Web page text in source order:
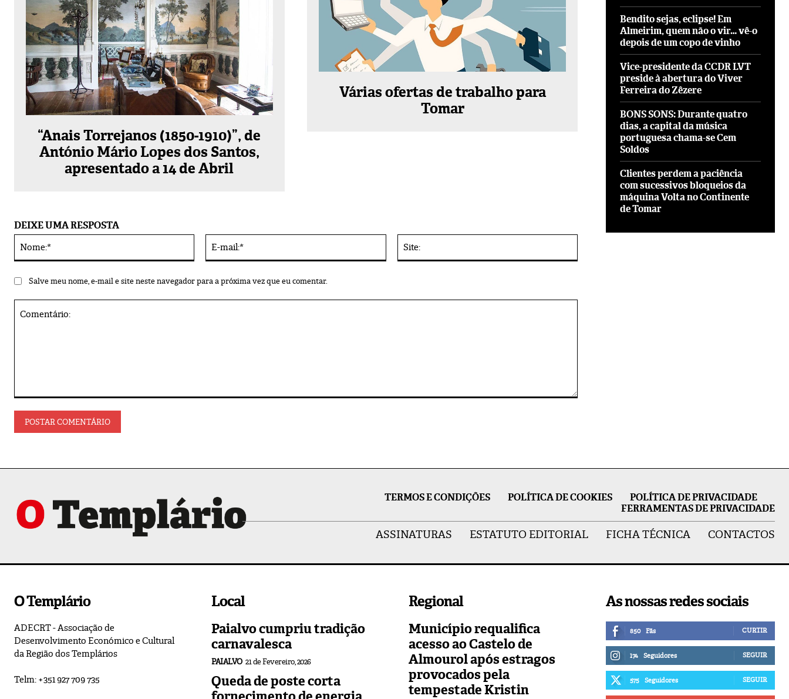
“Anais Torrejanos (1850-1910)”, de
António Mário Lopes dos Santos,
apresentado a 14 de Abril
Várias ofertas de trabalho para
Tomar
DEIXE UMA RESPOSTA
mail:*
Salve meu nome, e-mail e site neste navegador para a próxima vez que eu comentar.
Bendito sejas, eclipse! Em
Almeirim, quem não o vir… vê-o
depois de um copo de vinho
Vice-presidente da CCDR LVT
preside à abertura do Viver
Ferreira do Zêzere
BONS SONS: Durante quatro
dias, a capital da música
portuguesa chama-se Cem
Soldos
Clientes perdem a paciência
com sucessivos bloqueios da
máquina Volta no Continente
de Tomar
TERMOS E CONDIÇÕES POLÍTICA DE COOKIES
POLÍTICA DE PRIVACIDADE
FERRAMENTAS DE PRIVACIDADE
ASSINATURAS ESTATUTO EDITORIAL FICHA TÉCNICA CONTACTOS
O Templário
ADECRT - Associação de
Desenvolvimento Económico e Cultural
da Região dos Templários
Telm: +351 927 709 735
Local
Paialvo cumpriu tradição
carnavalesca
PAIALVO 21 de Fevereiro, 2026
Queda de poste corta
Regional
Município requalifica
acesso ao Castelo de
Almourol após estragos
provocados pela
tempestade Kristin
As nossas redes sociais
850 Fãs CURTIR
174 Seguidores SEGUIR
575 Seguidores SEGUIR